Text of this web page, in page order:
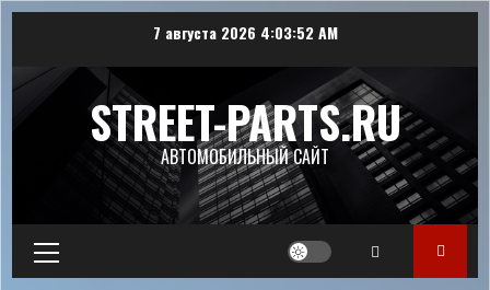
содержимому
7 августа 2026 4:03:53 AM
STREET-PARTS.RU
АВТОМОБИЛЬНЫЙ САЙТ
Основное
меню